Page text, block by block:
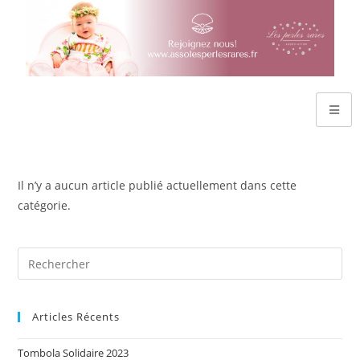
Il n’y a aucun article publié actuellement dans cette
catégorie.
Articles Récents
Tombola Solidaire 2023